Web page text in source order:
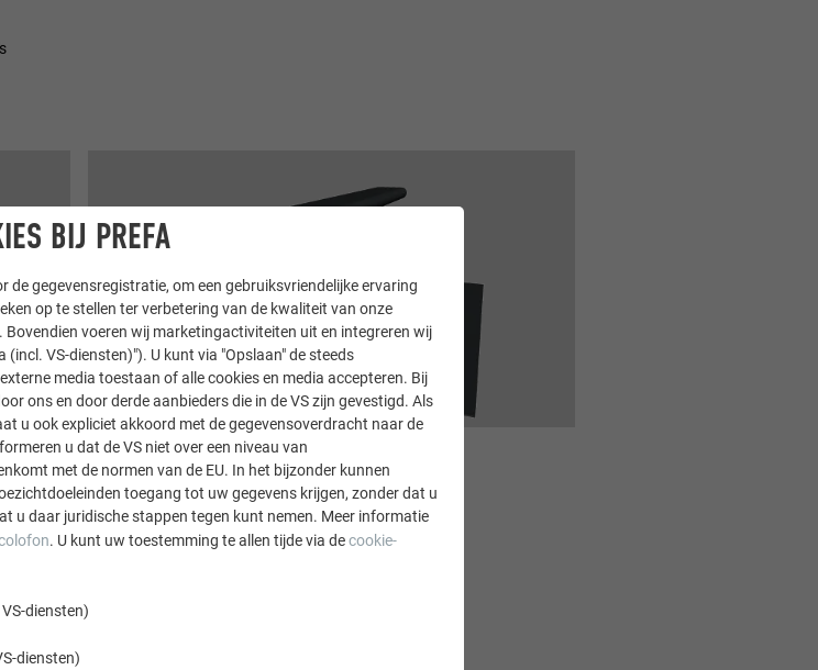
Hoeknaad - Trainingsvideo's
VERDERLEZEN
BIJ PREFA
de gegevensregistratie, om een gebruiksvriendelijke ervaring
op te stellen ter verbetering van de kwaliteit van onze
voeren wij marketingactiviteiten uit en integreren wij
VS-diensten)"). U kunt via "Opslaan" de steeds
media toestaan of alle cookies en media accepteren. Bij
ons en door derde aanbieders die in de VS zijn gevestigd. Als
u ook expliciet akkoord met de gegevensoverdracht naar de
u dat de VS niet over een niveau van
met de normen van de EU. In het bijzonder kunnen
toegang tot uw gegevens krijgen, zonder dat u
u daar juridische stappen tegen kunt nemen. Meer informatie
. U kunt uw toestemming te allen tijde via decookie-
diensten)
diensten)